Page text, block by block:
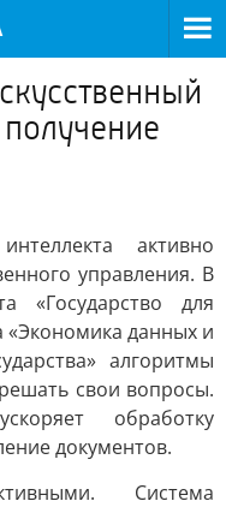
активно
управления. В
«Государство для
«Экономика данных и
алгоритмы
свои вопросы.
обработку
документов.
Система